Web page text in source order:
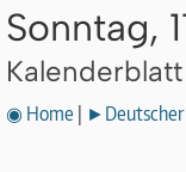
Sonntag,
◉ Home ►Deutscher